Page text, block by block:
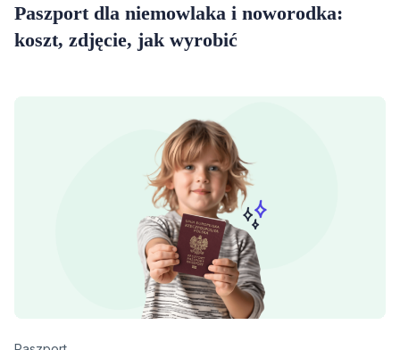
Paszport dla niemowlaka i noworodka:
koszt, zdjęcie, jak wyrobić